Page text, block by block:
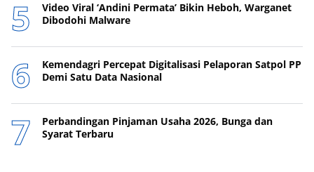
Video Viral ‘Andini Permata’ Bikin Heboh, Warganet
Dibodohi Malware
Kemendagri Percepat Digitalisasi Pelaporan Satpol PP
Demi Satu Data Nasional
Perbandingan Pinjaman Usaha 2026, Bunga dan
Syarat Terbaru